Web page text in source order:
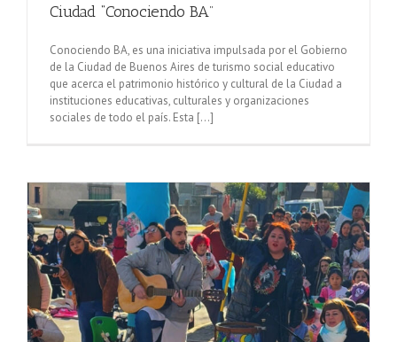
Ciudad “Conociendo BA”
Conociendo BA, es una iniciativa impulsada por el Gobierno
de la Ciudad de Buenos Aires de turismo social educativo
que acerca el patrimonio histórico y cultural de la Ciudad a
instituciones educativas, culturales y organizaciones
sociales de todo el país. Esta [...]